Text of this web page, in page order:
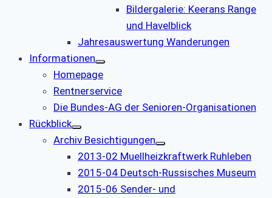
Bildergalerie: Keerans Range
und Havelblick
Jahresauswertung Wanderungen
Informationen
Homepage
Rentnerservice
Die Bundes-AG der Senioren-Organisationen
Rückblick
Archiv Besichtigungen
2013-02 Muellheizkraftwerk Ruhleben
2015-04 Deutsch-Russisches Museum
2015-06 Sender- und